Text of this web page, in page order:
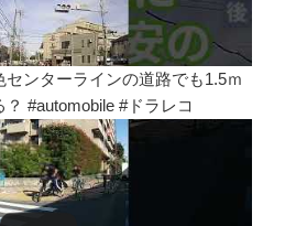
センターラインの道路でも1.5ｍ
#automobile #ドラレコ